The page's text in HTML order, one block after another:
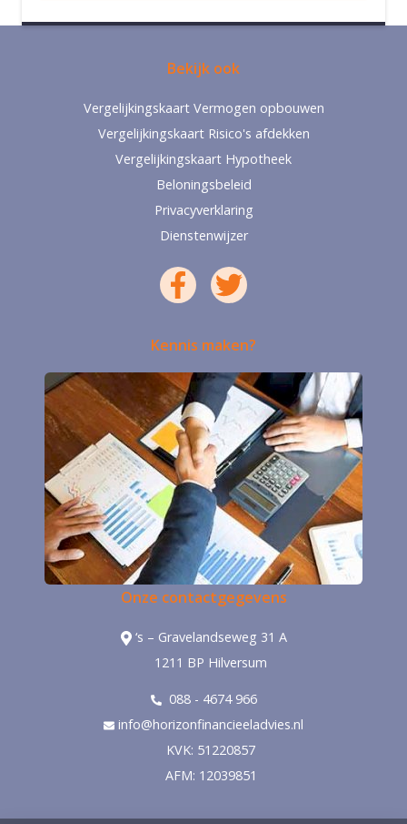
Bekijk ook
Vergelijkingskaart Vermogen opbouwen
Vergelijkingskaart Risico's afdekken
Vergelijkingskaart Hypotheek
Beloningsbeleid
Privacyverklaring
Dienstenwijzer
Kennis maken?
Onze contactgegevens
‘s – Gravelandseweg 31 A
1211 BP Hilversum
088 - 4674 966
info@horizonfinancieeladvies.nl
KVK: 51220857
AFM: 12039851